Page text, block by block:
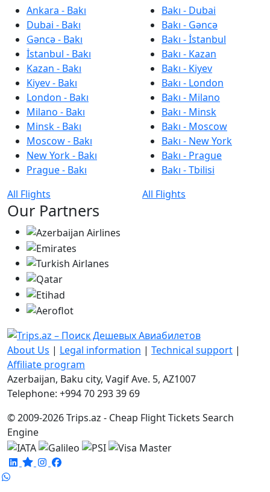
Ankara - Bakı
Dubai - Bakı
Gəncə - Bakı
İstanbul - Bakı
Kazan - Bakı
Kiyev - Bakı
London - Bakı
Milano - Bakı
Minsk - Bakı
Moscow - Bakı
New York - Bakı
Prague - Bakı
All Flights
Bakı - Dubai
Bakı - Gəncə
Bakı - İstanbul
Bakı - Kazan
Bakı - Kiyev
Bakı - London
Bakı - Milano
Bakı - Minsk
Bakı - Moscow
Bakı - New York
Bakı - Prague
Bakı - Tbilisi
All Flights
Our Partners
About Us | Legal information | Technical support |
Affiliate program
Azerbaijan, Baku city, Vagif Ave. 5, AZ1007
Telephone: +994 70 293 39 69
© 2009-2026 Trips.az - Cheap Flight Tickets Search
Engine